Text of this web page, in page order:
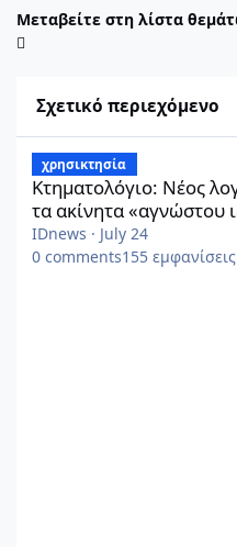
Μεταβείτε στη λίστα
Σχετικό περιεχόμενο
χρησικτησία
Κτηματολόγιο: Νέος
τα ακίνητα «αγνώστου
IDnews · July 24
0 comments155 εμφανίσεις